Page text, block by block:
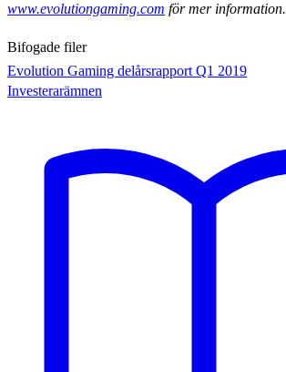
www.evolutiongaming.com för mer information.
Bifogade filer
Evolution Gaming delårsrapport Q1 2019
Investerarämnen